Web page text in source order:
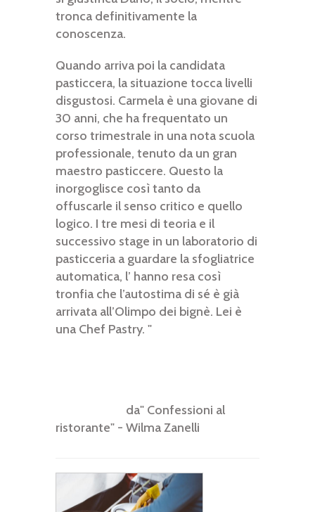
tronca definitivamente la
conoscenza.
Quando arriva poi la candidata
pasticcera, la situazione tocca livelli
disgustosi. Carmela è una giovane di
30 anni, che ha frequentato un
corso trimestrale in una nota scuola
professionale, tenuto da un gran
maestro pasticcere. Questo la
inorgoglisce così tanto da
offuscarle il senso critico e quello
logico. I tre mesi di teoria e il
successivo stage in un laboratorio di
pasticceria a guardare la sfogliatrice
automatica, l’ hanno resa così
tronfia che l’autostima di sé è già
arrivata all’Olimpo dei bignè. Lei è
una Chef Pastry. "
da" Confessioni al
ristorante" - Wilma Zanelli